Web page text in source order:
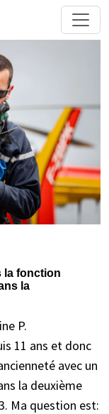
la fonction
la
P.
11 ans et donc
avec un
la deuxième
Ma question est: